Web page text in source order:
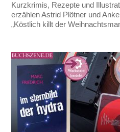
Kurzkrimis, Rezepte und
erzählen Astrid Plötner und
„Köstlich killt der